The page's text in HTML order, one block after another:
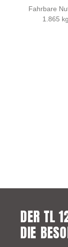
Fahrbare
1.865 kg
DER TL
DIE